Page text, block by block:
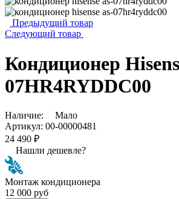
Предыдущий товар
Следующий товар
Кондиционер
07HR4RYDDC00
Наличие:
Мало
Артикул: 00-00000481
24 490 ₽
Нашли дешевле?
Монтаж кондиционера
12 000 руб